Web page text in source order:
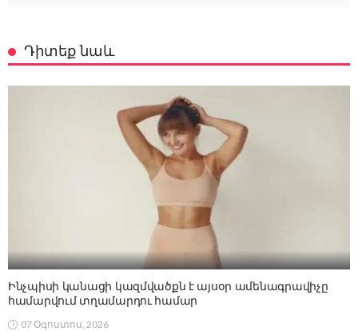
Դիտեք նաև
Ինչպիսի կանացի կազմվածքն է այսօր ամենագրավիչը
համարվում տղամարդու համար
07 Օգոստոս, 2026